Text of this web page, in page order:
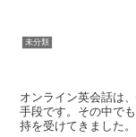
未分類
オンライン英会話は
手段です。その中で
持を受けてきました